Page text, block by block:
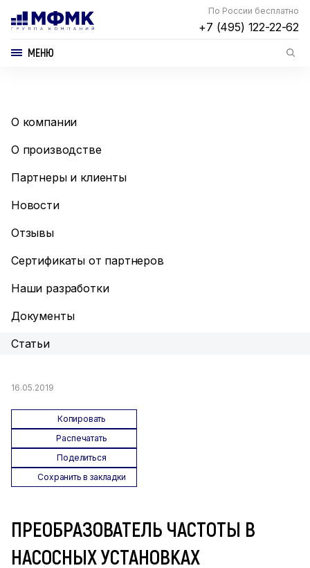
По России бесплатно
+7 (495) 122-22-62
МЕНЮ
О компании
О производстве
Партнеры и клиенты
Новости
Отзывы
Сертификаты от партнеров
Наши разработки
Документы
Статьи
16.05.2019
Копировать
Распечатать
Поделиться
Сохранить в закладки
ПРЕОБРАЗОВАТЕЛЬ ЧАСТОТЫ В
НАСОСНЫХ УСТАНОВКАХ